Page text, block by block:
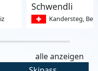
Schwendli
Kandersteg,
alle anzeigen